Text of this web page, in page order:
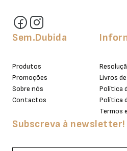
Sem.Dubida
Produtos
Promoções
Sobre nós
Contactos
Livros
Política
Política
Termos
Subscreva à newsletter!